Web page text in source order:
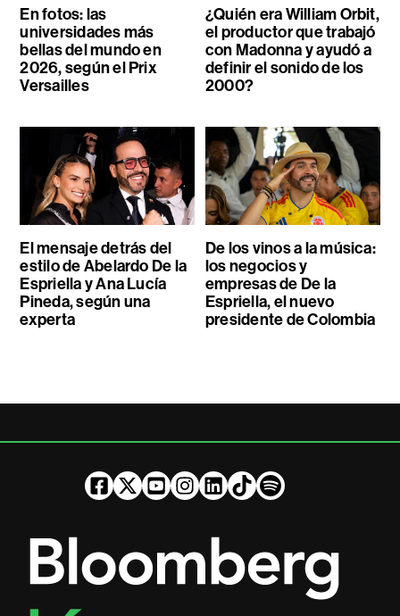
En fotos: las
universidades más
bellas del mundo en
2026, según el Prix
Versailles
¿Quién era William Orbit,
el productor que trabajó
con Madonna y ayudó a
definir el sonido de los
2000?
El mensaje detrás del
estilo de Abelardo De la
Espriella y Ana Lucía
Pineda, según una
experta
De los vinos a la música:
los negocios y
empresas de De la
Espriella, el nuevo
presidente de Colombia